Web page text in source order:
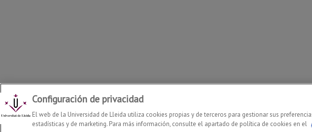
Departamento de Ciencia e Ingeniería Forestal y Agrícola 2026© | Telf: +34 973 702 524
Configuración de privacidad
El web de la Universidad de Lleida utiliza cookies propias y de terceros para gestionar sus
estadísticas y de marketing. Para más información, consulte el apartado de política de cookies en el